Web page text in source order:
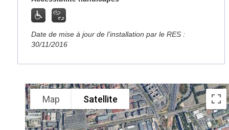
Date de mise à jour de l’installation par le RES :
30/11/2016
Map Satellite